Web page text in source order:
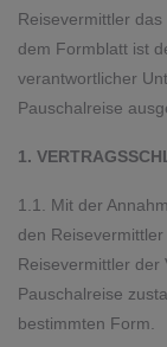
Reisevermittler
dem Formblatt ist
verantwortlicher
Pauschalreise
1.
1.1. Mit der
den
Reisevermittler der
Pauschalreise
bestimmten Form.